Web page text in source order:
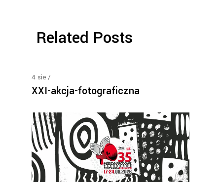
Related Posts
4 sie
XXI-akcja-fotograficzna